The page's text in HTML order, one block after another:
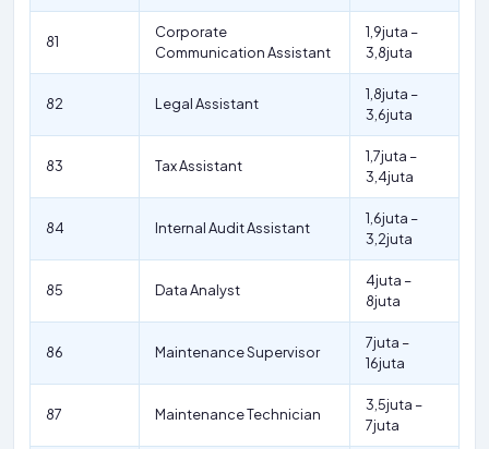
81
Corporate
Communication Assistant
1,9juta –
3,8juta
82 Legal Assistant
1,8juta –
3,6juta
83 Tax Assistant
1,7juta –
3,4juta
84 Internal Audit Assistant
1,6juta –
3,2juta
85 Data Analyst
4juta –
8juta
86 Maintenance Supervisor
7juta –
16juta
87 Maintenance Technician
3,5juta –
7juta